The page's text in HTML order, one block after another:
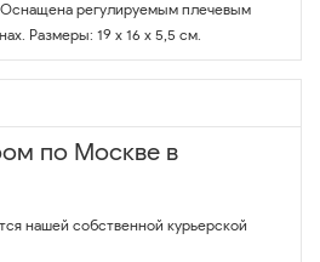
регулируемым плечевым
Размеры: 19 х 16 х 5,5 см.
по Москве в
нашей собственной курьерской